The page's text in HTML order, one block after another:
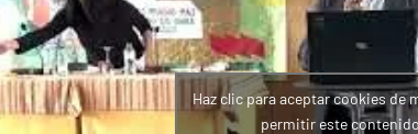
Haz clic para aceptar cookies de
permitir este contenido